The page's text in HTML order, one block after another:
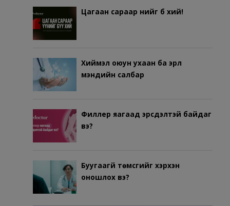
Цагаан сараар үүнийг бүү хий!
Хиймэл оюун ухаан ба эрүүл
мэндийн салбар
Филлер яагаад эрсдэлтэй байдаг
вэ?
Буугаагүй төмсгийг хэрхэн
оношлох вэ?